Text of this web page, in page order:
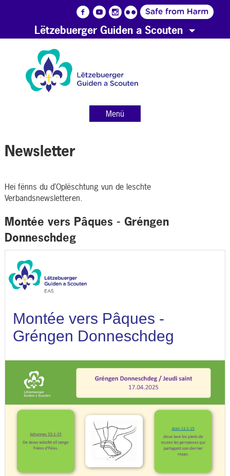
Lëtzebuerger Guiden a Scouten
Menü
Newsletter
Hei fënns du d’Oplëschtung vun de leschte
Verbandsnewsletteren.
Montée vers Pâques - Gréngen
Donneschdeg